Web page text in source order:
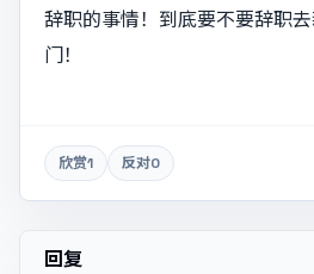
辞职的事情！到底要不要辞职
门！
欣赏1 反对0
回复